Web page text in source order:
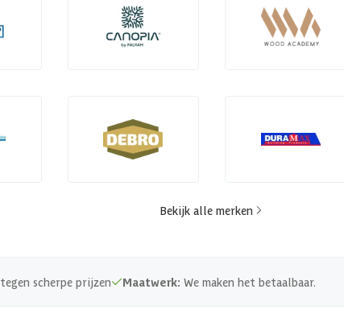
Bekijk alle merken
tegen scherpe prijzen Maatwerk: We maken het betaalbaar.